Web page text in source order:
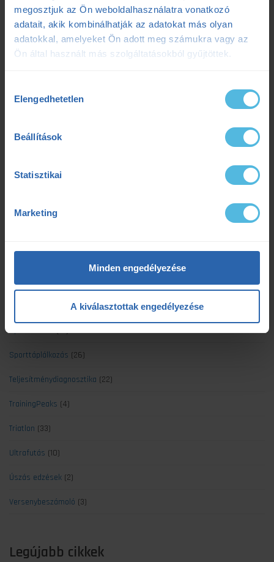
megosztjuk az Ön weboldalhasználatra vonatkozó
adatait, akik kombinálhatják az adatokat más olyan
adatokkal, amelyeket Ön adott meg számukra vagy az
Ön által használt más szolgáltatásokból gyűjtöttek.
kiválasztása
Elengedhetetlen
Beállítások
Statisztikai
Marketing
Minden engedélyezése
A kiválasztottak engedélyezése
Edzéselemzés(1)
Edzéselmélet (48)
Gyógytorna(7)
Koronavírus
Regeneráció
Sportélettan(37)
Sporttáplálkozás (26)
Teljesítménydiagnosztika (22)
TrainingPeaks (4)
Triatlon (33)
Ultrafutás (10)
Úszás edzések (2)
Versenybeszámoló (3)
Legújabb cikkek